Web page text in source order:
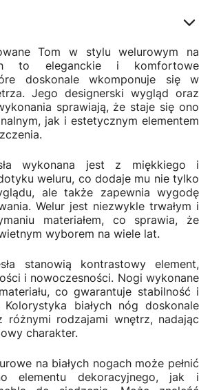
Tom w stylu welurowym na
to eleganckie i komfortowe
doskonale wkomponuje się w
Jego designerski wygląd oraz
sprawiają, że staje się ono
jak i estetycznym elementem
wykonana jest z miękkiego i
weluru, co dodaje mu nie tylko
ale także zapewnia wygodę
Welur jest niezwykle trwałym i
materiałem, co sprawia, że
wyborem na wiele lat.
stanowią kontrastowy element,
i nowoczesności. Nogi wykonane
co gwarantuje stabilność i
Kolorystyka białych nóg doskonale
różnymi rodzajami wnętrz, nadając
charakter.
na białych nogach może pełnić
elementu dekoracyjnego, jak i